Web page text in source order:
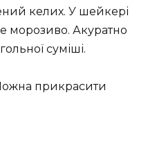
келих. У шейкері
морозиво. Акуратно
суміші.
прикрасити